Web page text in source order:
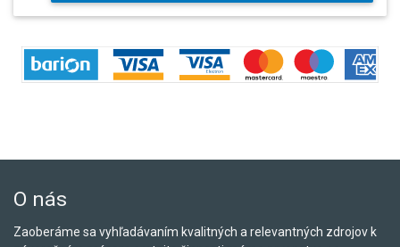
O nás
Zaoberáme sa vyhľadávaním kvalitných a relevantných zdrojov k